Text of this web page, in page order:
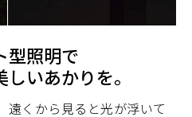
型照明で
いあかりを。
遠くから見ると光が浮いて